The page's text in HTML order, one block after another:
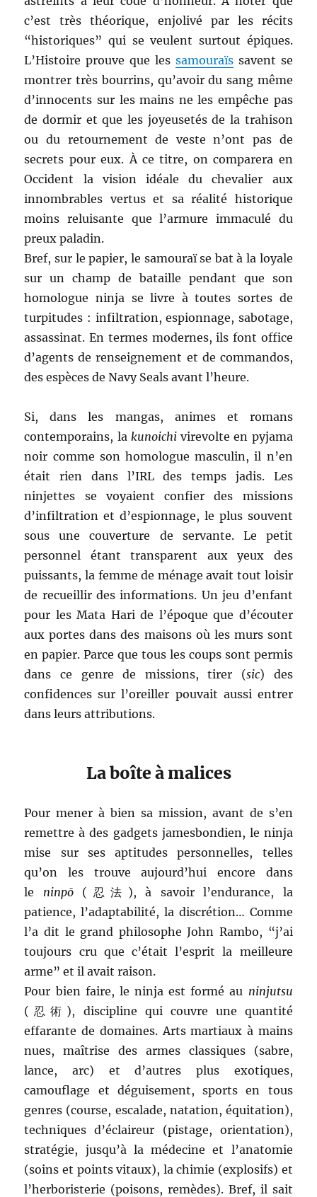
c’est très théorique, enjolivé par les récits
“historiques” qui se veulent surtout épiques.
L’Histoire prouve que les samouraïssavent se
montrer très bourrins, qu’avoir du sang même
d’innocents sur les mains ne les empêche pas
de dormir et que les joyeusetés de la trahison
ou du retournement de veste n’ont pas de
secrets pour eux. À ce titre, on comparera en
Occident la vision idéale du chevalier aux
innombrables vertus et sa réalité historique
moins reluisante que l’armure immaculé du
preux paladin.
Bref, sur le papier, le samouraï se bat à la loyale
sur un champ de bataille pendant que son
homologue ninja se livre à toutes sortes de
turpitudes : infiltration, espionnage, sabotage,
assassinat. En termes modernes, ils font office
d’agents de renseignement et de commandos,
des espèces de Navy Seals avant l’heure.
Si, dans les mangas, animes et romans
contemporains, la kunoichivirevolte en pyjama
noir comme son homologue masculin, il n’en
était rien dans l’IRL des temps jadis. Les
ninjettes se voyaient confier des missions
d’infiltration et d’espionnage, le plus souvent
sous une couverture de servante. Le petit
personnel étant transparent aux yeux des
puissants, la femme de ménage avait tout loisir
de recueillir des informations. Un jeu d’enfant
pour les Mata Hari de l’époque que d’écouter
aux portes dans des maisons où les murs sont
en papier. Parce que tous les coups sont permis
dans ce genre de missions, tirer (sic) des
confidences sur l’oreiller pouvait aussi entrer
dans leurs attributions.
La boîte à malices
Pour mener à bien sa mission, avant de s’en
remettre à des gadgets jamesbondien, le ninja
mise sur ses aptitudes personnelles, telles
qu’on les trouve aujourd’hui encore dans
le ninpō(忍法), à savoir l’endurance, la
patience, l’adaptabilité, la discrétion… Comme
l’a dit le grand philosophe John Rambo, “j’ai
toujours cru que c’était l’esprit la meilleure
arme” et il avait raison.
Pour bien faire, le ninja est formé au ninjutsu
(忍術), discipline qui couvre une quantité
effarante de domaines. Arts martiaux à mains
nues, maîtrise des armes classiques (sabre,
lance, arc) et d’autres plus exotiques,
camouflage et déguisement, sports en tous
genres (course, escalade, natation, équitation),
techniques d’éclaireur (pistage, orientation),
stratégie, jusqu’à la médecine et l’anatomie
(soins et points vitaux), la chimie (explosifs) et
l’herboristerie (poisons, remèdes). Bref, il sait